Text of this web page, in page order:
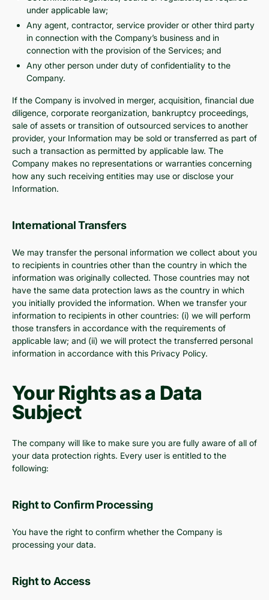
under applicable law;
Any agent, contractor, service provider or other third party
in connection with the Company’s business and in
connection with the provision of the Services; and
Any other person under duty of confidentiality to the
Company.
If the Company is involved in merger, acquisition, financial due
diligence, corporate reorganization, bankruptcy proceedings,
sale of assets or transition of outsourced services to another
provider, your Information may be sold or transferred as part of
such a transaction as permitted by applicable law. The
Company makes no representations or warranties concerning
how any such receiving entities may use or disclose your
Information.
International Transfers
We may transfer the personal information we collect about you
to recipients in countries other than the country in which the
information was originally collected. Those countries may not
have the same data protection laws as the country in which
you initially provided the information. When we transfer your
information to recipients in other countries: (i) we will perform
those transfers in accordance with the requirements of
applicable law; and (ii) we will protect the transferred personal
information in accordance with this Privacy Policy.
Your Rights as a Data
Subject
The company will like to make sure you are fully aware of all of
your data protection rights. Every user is entitled to the
following:
Right to Confirm Processing
You have the right to confirm whether the Company is
processing your data.
Right to Access